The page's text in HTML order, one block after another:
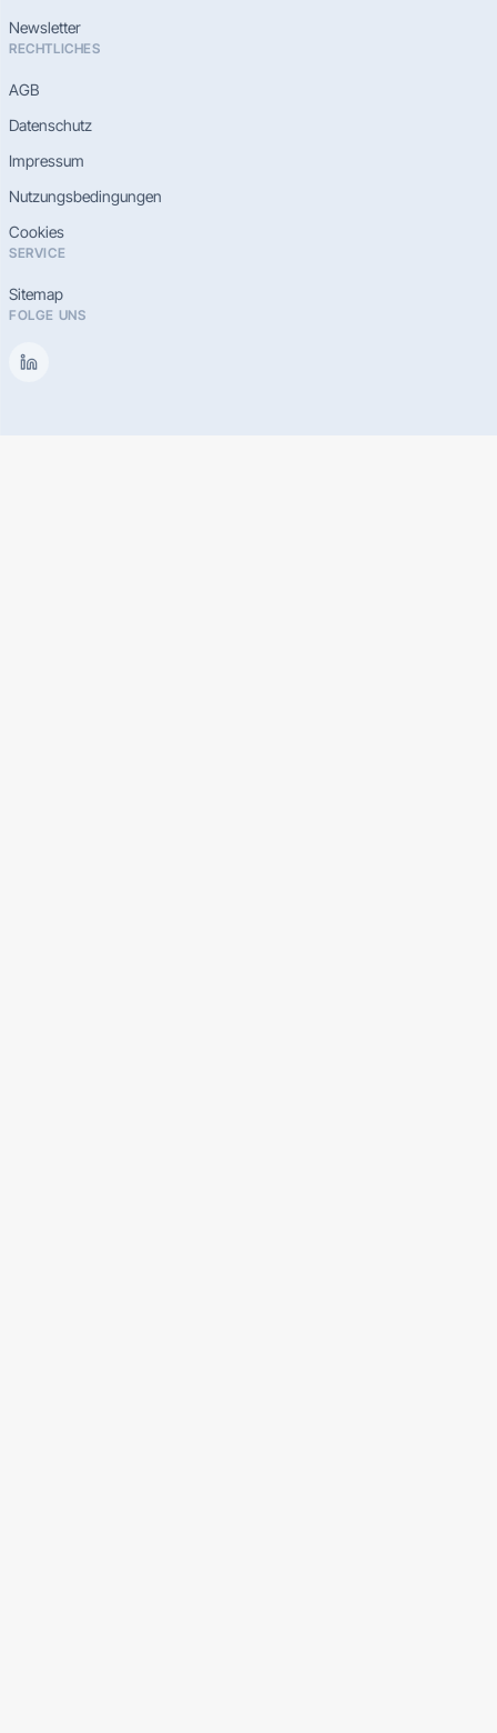
Newsletter
RECHTLICHES
AGB
Datenschutz
Impressum
Nutzungsbedingungen
Cookies
SERVICE
Sitemap
FOLGE UNS